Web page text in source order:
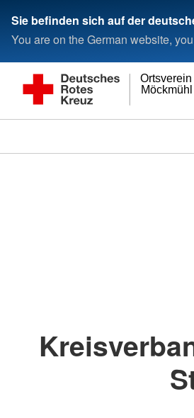
Sie befinden sich auf der
You are on the German website,
Möckmühl
Ortsverein